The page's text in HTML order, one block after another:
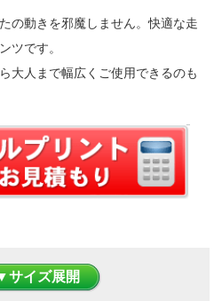
の動きを邪魔しません。快適な走
ツです。
大人まで幅広くご使用できるのも
サイズ展開